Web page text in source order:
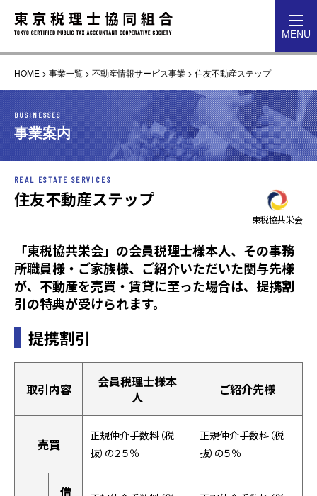
MENU
HOME > 事業一覧 > 不動産情報サービス事業 > 住友不動産ステップ
BUSINESSES
事業案内
REAL ESTATE SERVICES
住友不動産ステップ
東税協共栄会
「東税協共栄会」の会員税理士様本人、その事務
所職員様・ご家族様、ご紹介いただいた関与先様
が、不動産を売買・賃貸に至った場合は、提携割
引の特典が受けられます。
提携割引
取引内容
会員税理士様本
人
ご紹介先様
売買
正規仲介手数料（税
抜）の２５％
正規仲介手数料（税
抜）の５％
借